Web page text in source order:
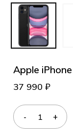
Apple
37 990 ₽